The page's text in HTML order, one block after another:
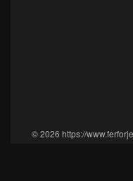
© 2026 https://